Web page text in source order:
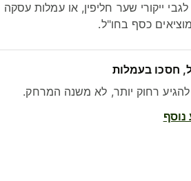
ייקורי שער חליפין, או עמלות עסקה
כסף בחו"ל.
בעמלות
רחוק יותר, לא משנה המרחק.